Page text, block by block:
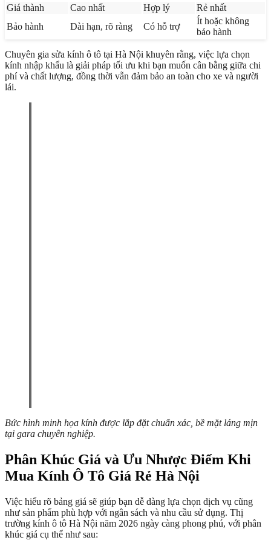
Giá thành
Cao nhất Hợp lý
Rẻ nhất
Bảo hành
Dài hạn, rõ ràng Có hỗ trợ
Ít hoặc không
bảo hành
Chuyên gia sửa kính ô tô tại Hà Nội khuyên rằng, việc lựa chọn
kính nhập khẩu là giải pháp tối ưu khi bạn muốn cân bằng giữa chi
phí và chất lượng, đồng thời vẫn đảm bảo an toàn cho xe và người
lái.
Bức hình minh họa kính được lắp đặt chuẩn xác, bề mặt láng mịn
tại gara chuyên nghiệp.
Phân Khúc Giá và Ưu Nhược Điểm Khi
Mua Kính Ô Tô Giá Rẻ Hà Nội
Việc hiểu rõ bảng giá sẽ giúp bạn dễ dàng lựa chọn dịch vụ cũng
như sản phẩm phù hợp với ngân sách và nhu cầu sử dụng. Thị
trường kính ô tô Hà Nội năm 2026 ngày càng phong phú, với phân
khúc giá cụ thể như sau: